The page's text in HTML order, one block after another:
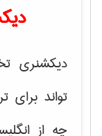
دیکشنری
تواند
چه از